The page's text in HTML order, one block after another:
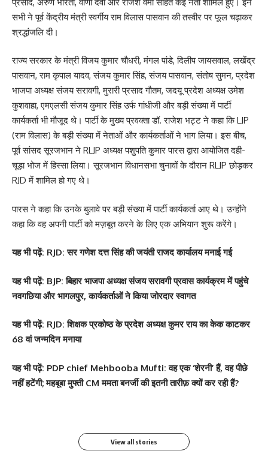
सभी ने पूर्व केंद्रीय मंत्री स्वर्गीय राम विलास पासवान की तस्वीर पर फूल चढ़ाकर
श्रद्धांजलि दी।
राज्य सरकार के मंत्री विजय कुमार चौधरी, मंगल पांडे, दिलीप जायसवाल, लखेंद्र
पासवान, राम कृपाल यादव, संजय कुमार सिंह, संजय पासवान, संतोष सुमन, प्रदेश
भाजपा अध्यक्ष संजय सरावगी, मुरारी प्रसाद गौतम, जदयू प्रदेश अध्यक्ष उमेश
कुशवाहा, एमएलसी संजय कुमार सिंह उर्फ ​​गांधीजी और बड़ी संख्या में पार्टी
कार्यकर्ता भी मौजूद थे। पार्टी के मुख्य प्रवक्ता डॉ. राजेश भट्ट ने कहा कि LJP
(राम विलास) के बड़ी संख्या में नेताओं और कार्यकर्ताओं ने भाग लिया। इस बीच,
पूर्व सांसद सूरजभान ने RLJP अध्यक्ष पशुपति कुमार पारस द्वारा आयोजित दही-
चूड़ा भोज में हिस्सा लिया। सूरजभान विधानसभा चुनावों के दौरान RLJP छोड़कर
RJD में शामिल हो गए थे।
पारस ने कहा कि उनके बुलावे पर बड़ी संख्या में पार्टी कार्यकर्ता आए थे। उन्होंने
कहा कि वह अपनी पार्टी को मज़बूत करने के लिए एक अभियान शुरू करेंगे।
यह भी पढ़ें: RJD: सर गणेश दत्त सिंह की जयंती राजद कार्यालय मनाई गई
यह भी पढ़ें: BJP: बिहार भाजपा अध्यक्ष संजय सरावगी प्रवास कार्यक्रम में पहुंचे
नवगछिया और भागलपुर, कार्यकर्ताओं ने किया जोरदार स्वागत
यह भी पढ़ें: RJD: शिक्षक प्रकोष्ठ के प्रदेश अध्यक्ष कुमर राय का केक काटकर
68 वां जन्मदिन मनाया
यह भी पढ़ें: PDP chief Mehbooba Mufti: वह एक ‘शेरनी’ हैं, वह पीछे
नहीं हटेंगी; महबूबा मुफ्ती CM ममता बनर्जी की इतनी तारीफ़ क्यों कर रही हैं?
सोनम कपूर ने शर्ट के बटन
खोलकर बेबी बंप फ्लॉन्ट किया
श्वेता तिवारी ने सोशल मीडिया
पर फिर लगाई आग, फोटो तेजी
से Viral
Salman Khan की बर्थडे
पार्टी में लगा सितारों का मेला,
श्वेता तिवारी ने सोशल मीडिया
पर लगाई आग फोटो वायरल
View all stories